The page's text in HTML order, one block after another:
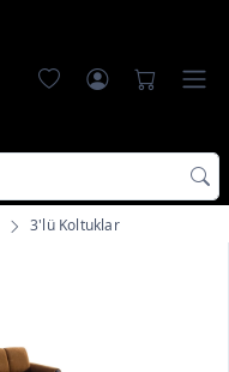
3'lü Koltuklar